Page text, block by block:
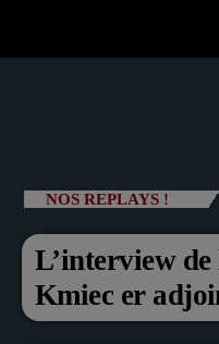
NOS REPLAYS !
L’interview
Kmiec er